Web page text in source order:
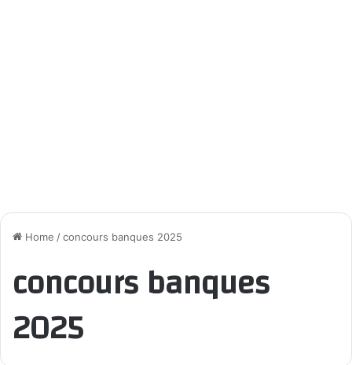
Home /concours banques 2025
concours banques
2025